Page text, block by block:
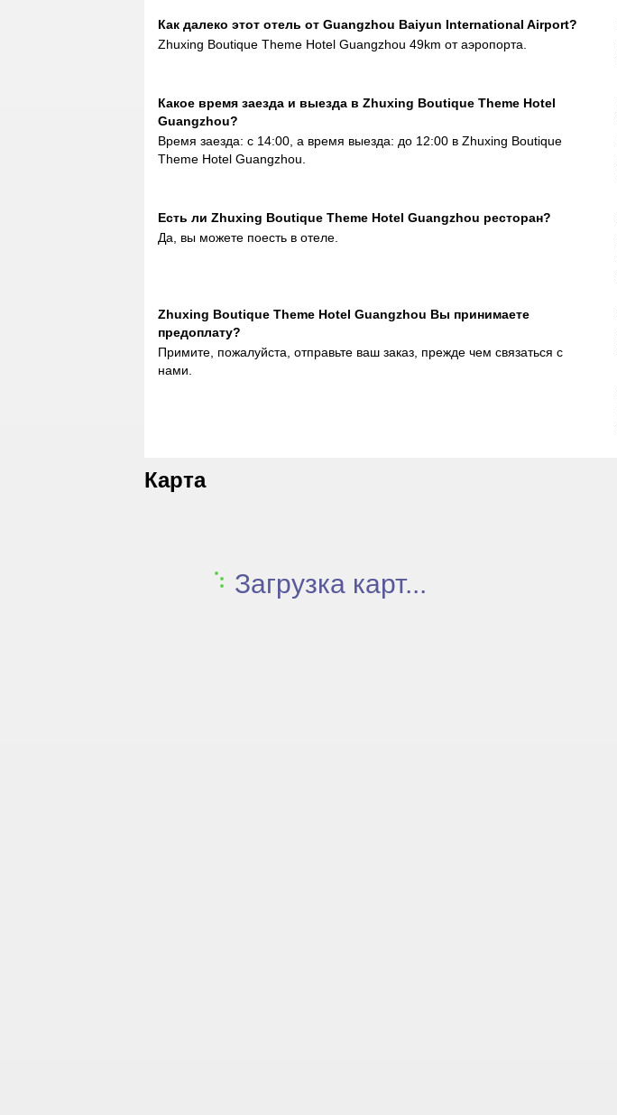
Как далеко этот отель от Guangzhou Baiyun International Airport?
Zhuxing Boutique Theme Hotel Guangzhou 49km от аэропорта.
Какое время заезда и выезда в Zhuxing Boutique Theme Hotel
Guangzhou?
Время заезда: с 14:00, а время выезда: до 12:00 в Zhuxing Boutique
Theme Hotel Guangzhou.
Eсть ли Zhuxing Boutique Theme Hotel Guangzhou ресторан?
Да, вы можете поесть в отеле.
Zhuxing Boutique Theme Hotel Guangzhou Вы принимаете
предоплату?
Примите, пожалуйста, отправьте ваш заказ, прежде чем связаться с
нами.
Карта
Загрузка карт...